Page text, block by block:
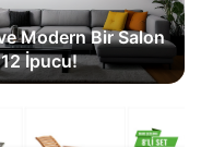
Modern Bir Salon
İpucu!